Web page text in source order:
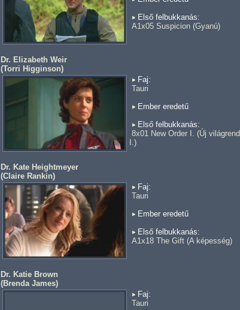
Első felbukkanás:
A1x05 Suspicion (Gyanú)
Dr. Elizabeth Weir
(Torri Higginson)
Faj:
Tauri
Ember eredetű
Első felbukkanás:
8x01 New Order I. (Új világrend
I.)
Dr. Kate Heightmeyer
(Claire Rankin)
Faj:
Tauri
Ember eredetű
Első felbukkanás:
A1x18 The Gift (A képesség)
Dr. Katie Brown
(Brenda James)
Faj:
Tauri